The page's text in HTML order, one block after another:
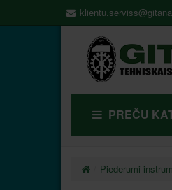
PREČU
Piederumi